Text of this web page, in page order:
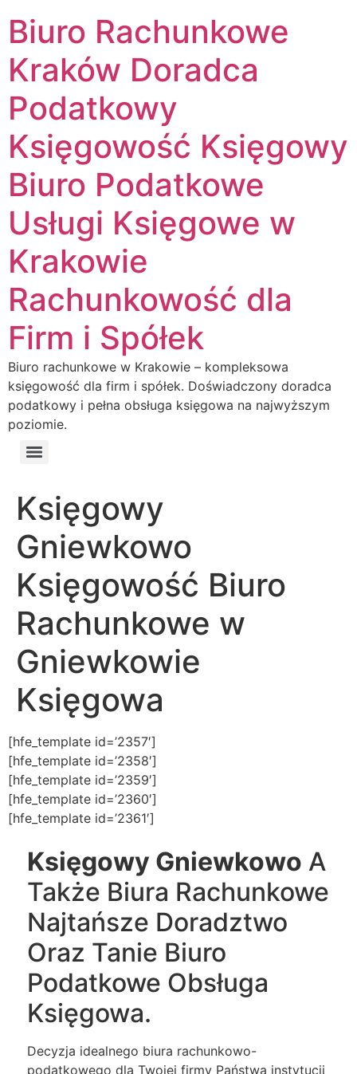
Biuro Rachunkowe
Kraków Doradca
Podatkowy
Księgowość Księgowy
Biuro Podatkowe
Usługi Księgowe w
Krakowie
Rachunkowość dla
Firm i Spółek
Biuro rachunkowe w Krakowie – kompleksowa
księgowość dla firm i spółek. Doświadczony doradca
podatkowy i pełna obsługa księgowa na najwyższym
poziomie.
Księgowy
Gniewkowo
Księgowość Biuro
Rachunkowe w
Gniewkowie
Księgowa
[hfe_template id=’2357′]
[hfe_template id=’2358′]
[hfe_template id=’2359′]
[hfe_template id=’2360′]
[hfe_template id=’2361′]
Księgowy Gniewkowo A
Także Biura Rachunkowe
Najtańsze Doradztwo
Oraz Tanie Biuro
Podatkowe Obsługa
Księgowa.
Decyzja idealnego biura rachunkowo-
podatkowego dla Twojej firmy Państwa instytucji